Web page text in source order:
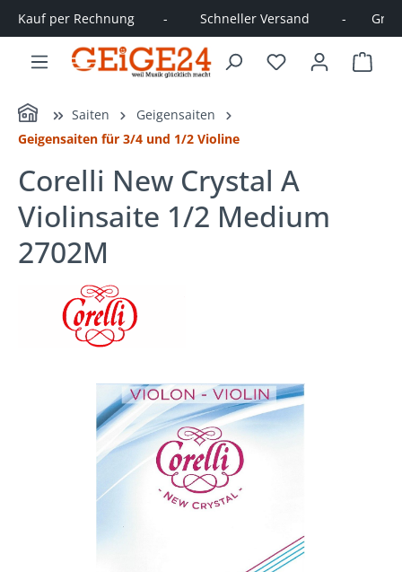
springen
Kauf per Rechnung        -         Schneller Versand         -
Home Saiten
Geigensaiten
Geigensaiten für 3/4 und 1/2 Violine
Corelli New Crystal A
Violinsaite 1/2 Medium
2702M
Bildergalerie überspringen